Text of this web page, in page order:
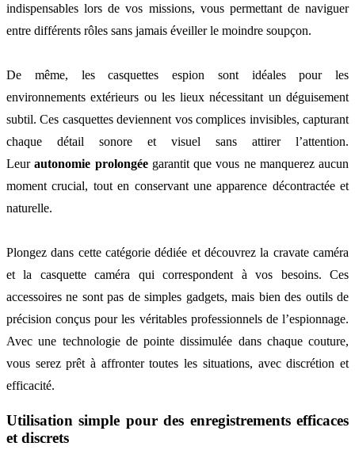
indispensables lors de vos missions, vous permettant de naviguer
entre différents rôles sans jamais éveiller le moindre soupçon.
De même, les casquettes espion sont idéales pour les
environnements extérieurs ou les lieux nécessitant un déguisement
subtil. Ces casquettes deviennent vos complices invisibles, capturant
chaque détail sonore et visuel sans attirer l’attention.
Leurautonomie prolongéegarantit que vous ne manquerez aucun
moment crucial, tout en conservant une apparence décontractée et
naturelle.
Plongez dans cette catégorie dédiée et découvrez la cravate caméra
et la casquette caméra qui correspondent à vos besoins. Ces
accessoires ne sont pas de simples gadgets, mais bien des outils de
précision conçus pour les véritables professionnels de l’espionnage.
Avec une technologie de pointe dissimulée dans chaque couture,
vous serez prêt à affronter toutes les situations, avec discrétion et
efficacité.
Utilisation simple pour des enregistrements efficaces
et discrets